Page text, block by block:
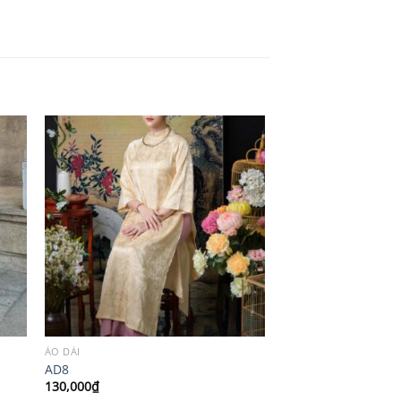
ÁO DÀI
AD8
130,000₫